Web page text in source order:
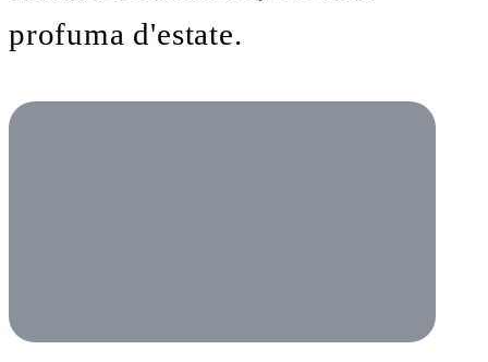
profuma d'estate.